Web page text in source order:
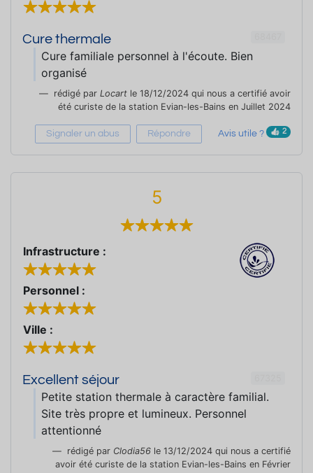
Cure thermale
Cure familiale personnel à l'écoute. Bien
organisé
rédigé par Locart le 18/12/2024 qui nous a certifié avoir
été curiste de la station Evian-les-Bains en Juillet 2024
Signaler un abus Répondre Avis utile ? 2
5
Infrastructure :
Personnel :
Ville :
Excellent séjour
Petite station thermale à caractère familial.
Site très propre et lumineux. Personnel
attentionné
rédigé par Clodia56 le 13/12/2024 qui nous a certifié
avoir été curiste de la station Evian-les-Bains en Février